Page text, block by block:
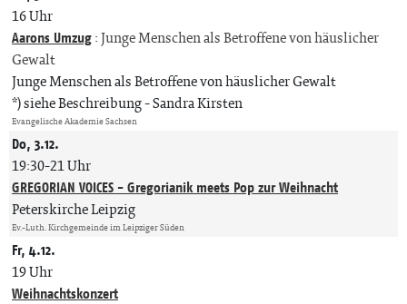
16 Uhr
Aarons Umzug:Junge Menschen als Betroffene von häuslicher
Gewalt
Junge Menschen als Betroffene von häuslicher Gewalt
*) siehe Beschreibung Sandra Kirsten
Evangelische Akademie Sachsen
Do, 3.12.
19:30-21 Uhr
GREGORIAN VOICES - Gregorianik meets Pop zur Weihnacht
Peterskirche Leipzig
Ev.-Luth. Kirchgemeinde im Leipziger Süden
Fr, 4.12.
19 Uhr
Weihnachtskonzert